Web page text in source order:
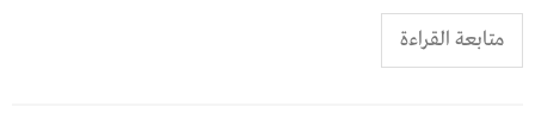
متابعة القراءة